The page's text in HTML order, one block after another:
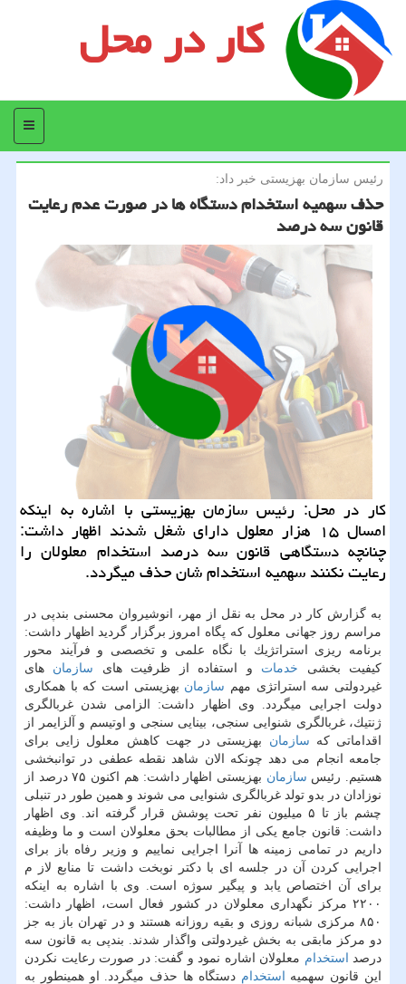
کار در محل
منو
رئیس سازمان بهزیستی خبر داد:
حذف سهمیه استخدام دستگاه ها در صورت عدم رعایت
قانون سه درصد
كار در محل: رئیس سازمان بهزیستی با اشاره به اینكه
امسال ۱۵ هزار معلول دارای شغل شدند اظهار داشت:
چنانچه دستگاهی قانون سه درصد استخدام معلولان را
رعایت نكنند سهمیه استخدام شان حذف میگردد.
به گزارش كار در محل به نقل از مهر، انوشیروان محسنی بندپی در
مراسم روز جهانی معلول كه پگاه امروز برگزار گردید اظهار داشت:
برنامه ریزی استراتژیك با نگاه علمی و تخصصی و فرآیند محور
كیفیت بخشی خدمات و استفاده از ظرفیت های سازمان های
غیردولتی سه استراتژی مهم سازمان بهزیستی است كه با همكاری
دولت اجرایی میگردد. وی اظهار داشت: الزامی شدن غربالگری
ژنتیك، غربالگری شنوایی سنجی، بینایی سنجی و اوتیسم و آلزایمر از
اقداماتی كه سازمان بهزیستی در جهت كاهش معلول زایی برای
جامعه انجام می دهد چونكه الان شاهد نقطه عطفی در توانبخشی
هستیم. رئیس سازمان
بهزیستی اظهار داشت: هم اكنون ۷۵ درصد از
نوزادان در بدو تولد غربالگری شنوایی می شوند و همین طور در تنبلی
چشم باز تا ۵ میلیون نفر تحت پوشش قرار گرفته اند. وی اظهار
داشت: قانون جامع یكی از مطالبات بحق معلولان است و ما وظیفه
داریم در تمامی زمینه ها آنرا اجرایی نماییم و وزیر رفاه باز برای
اجرایی كردن آن در جلسه ای با دكتر نوبخت داشت تا منابع لاز م
برای آن اختصاص یابد و پیگیر سوژه است. وی با اشاره به اینكه
۲۲۰۰ مركز نگهداری معلولان در كشور فعال است، اظهار داشت:
۸۵۰ مركزی شبانه روزی و بقیه روزانه هستند و در تهران باز به جز
دو مركز مابقی به بخش غیردولتی واگذار شدند. بندپی به قانون سه
درصد استخدام معلولان اشاره نمود و گفت: در صورت رعایت نكردن
این قانون سهمیه استخدام دستگاه ها حذف میگردد. او همینطور به